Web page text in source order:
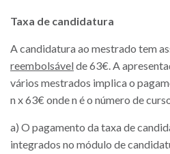
Taxa de candidatura
A candidatura ao mestrado tem
reembolsávelde 63€. A
vários mestrados implica o
n x 63€ onde n é o número de
a) O pagamento da taxa de
integrados no módulo de